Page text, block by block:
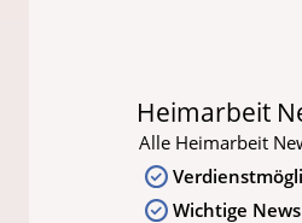
Heimarbeit
Alle Heimarbeit
Wichtige News